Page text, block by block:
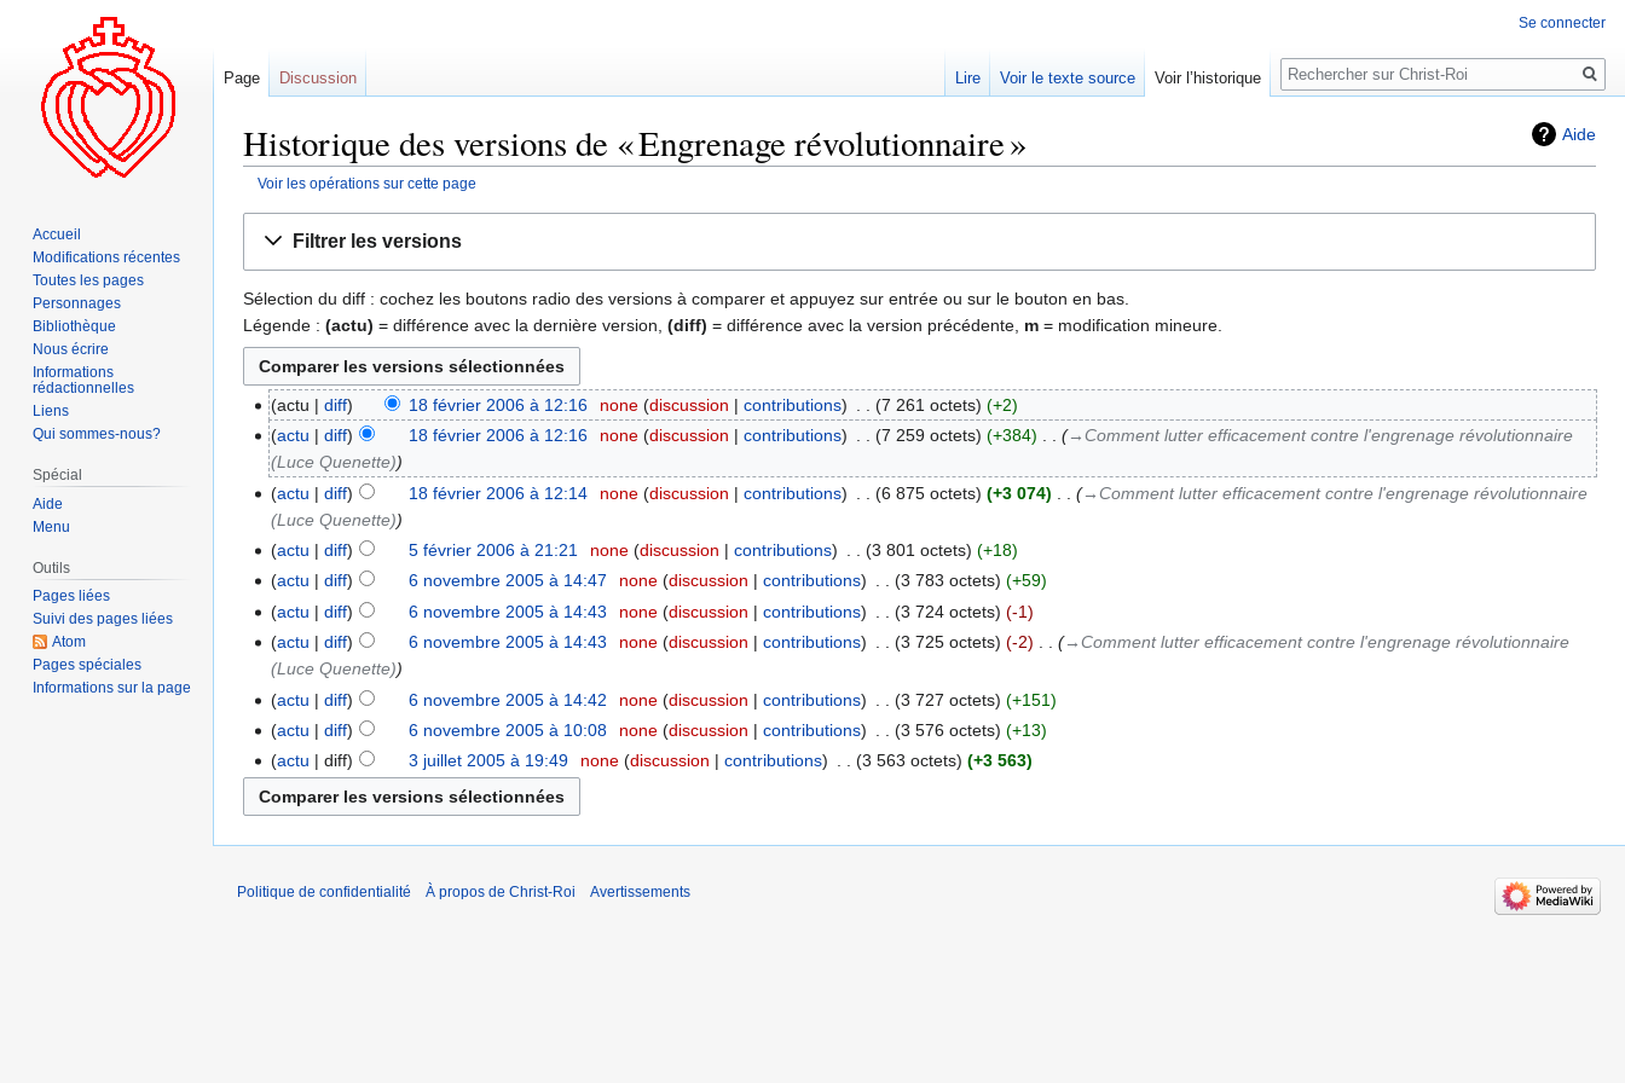
Aide
Historique des versions de « Engrenage révolutionnaire »
Voir les opérations sur cette page
navigation
recherche
Filtrer les versions
Sélection du diff : cochez les boutons radio des versions à comparer et appuyez sur entrée ou sur le bouton en bas.
Légende : (actu) = différence avec la dernière version, (diff) = différence avec la version précédente, m = modification mineure.
actu diff 18 février 2006 à 12:16 none discussion contributions 7 261 octets
+2
actu
diff 18 février 2006 à 12:16 none discussion contributions 7 259 octets +384
→‎Comment lutter efficacement contre l'engrenage révolutionnaire
(Luce Quenette)
actu
diff 18 février 2006 à 12:14 none discussion contributions 6 875 octets +3 074
→‎Comment lutter efficacement contre l'engrenage révolutionnaire
(Luce Quenette)
actu
diff 5 février 2006 à 21:21 none discussion contributions 3 801 octets
+18
actu
diff 6 novembre 2005 à 14:47 none discussion contributions 3 783 octets
+59
actu
diff 6 novembre 2005 à 14:43 none discussion contributions 3 724 octets
-1
actu
diff 6 novembre 2005 à 14:43 none discussion contributions 3 725 octets -2
→‎Comment lutter efficacement contre l'engrenage révolutionnaire
(Luce Quenette)
actu
diff 6 novembre 2005 à 14:42 none discussion contributions 3 727 octets
+151
actu
diff 6 novembre 2005 à 10:08 none discussion contributions 3 576 octets
+13
actu
diff 3 juillet 2005 à 19:49 none discussion contributions 3 563 octets +3 563
Se connecter
Page Discussion Lire Voir le texte source Voir l’historique
Rechercher
Accueil
Modifications récentes
Toutes les pages
Personnages
Bibliothèque
Nous écrire
Informations
rédactionnelles
Liens
Qui sommes-nous?
Spécial
Aide
Menu
Outils
Pages liées
Suivi des pages liées
Atom
Pages spéciales
Informations sur la page
Politique de confidentialité À propos de Christ-Roi Avertissements